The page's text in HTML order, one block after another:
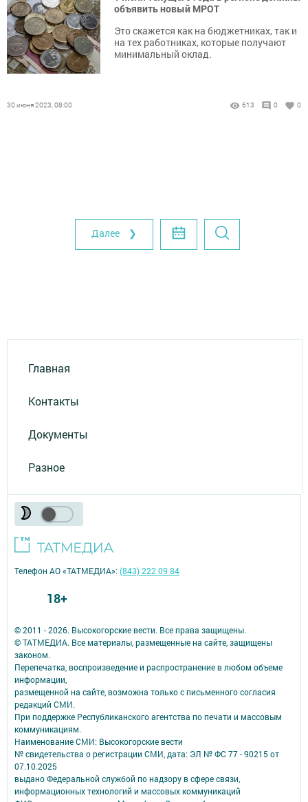
объявить новый МРОТ
Это скажется как на бюджетниках, так и
на тех работниках, которые получают
минимальный оклад.
30 июня 2023, 08:00 613 0 0
Далее ❯
Главная
Контакты
Документы
Разное
© 2011 - 2026. Высокогорские вести. Все права защищены.
© ТАТМЕДИА. Все материалы, размещенные на сайте, защищены
законом.
Перепечатка, воспроизведение и распространение в любом объеме
информации,
размещенной на сайте, возможна только с письменного согласия
редакций СМИ.
При поддержке Республиканского агентства по печати и массовым
коммуникациям.
Наименование СМИ: Высокогорские вести
№ свидетельства о регистрации СМИ, дата: ЭЛ № ФС 77 - 90215 от
07.10.2025
выдано Федеральной службой по надзору в сфере связи,
информационных технологий и массовых коммуникаций
Телефон АО «ТАТМЕДИА»:(843) 222 09 84
18+